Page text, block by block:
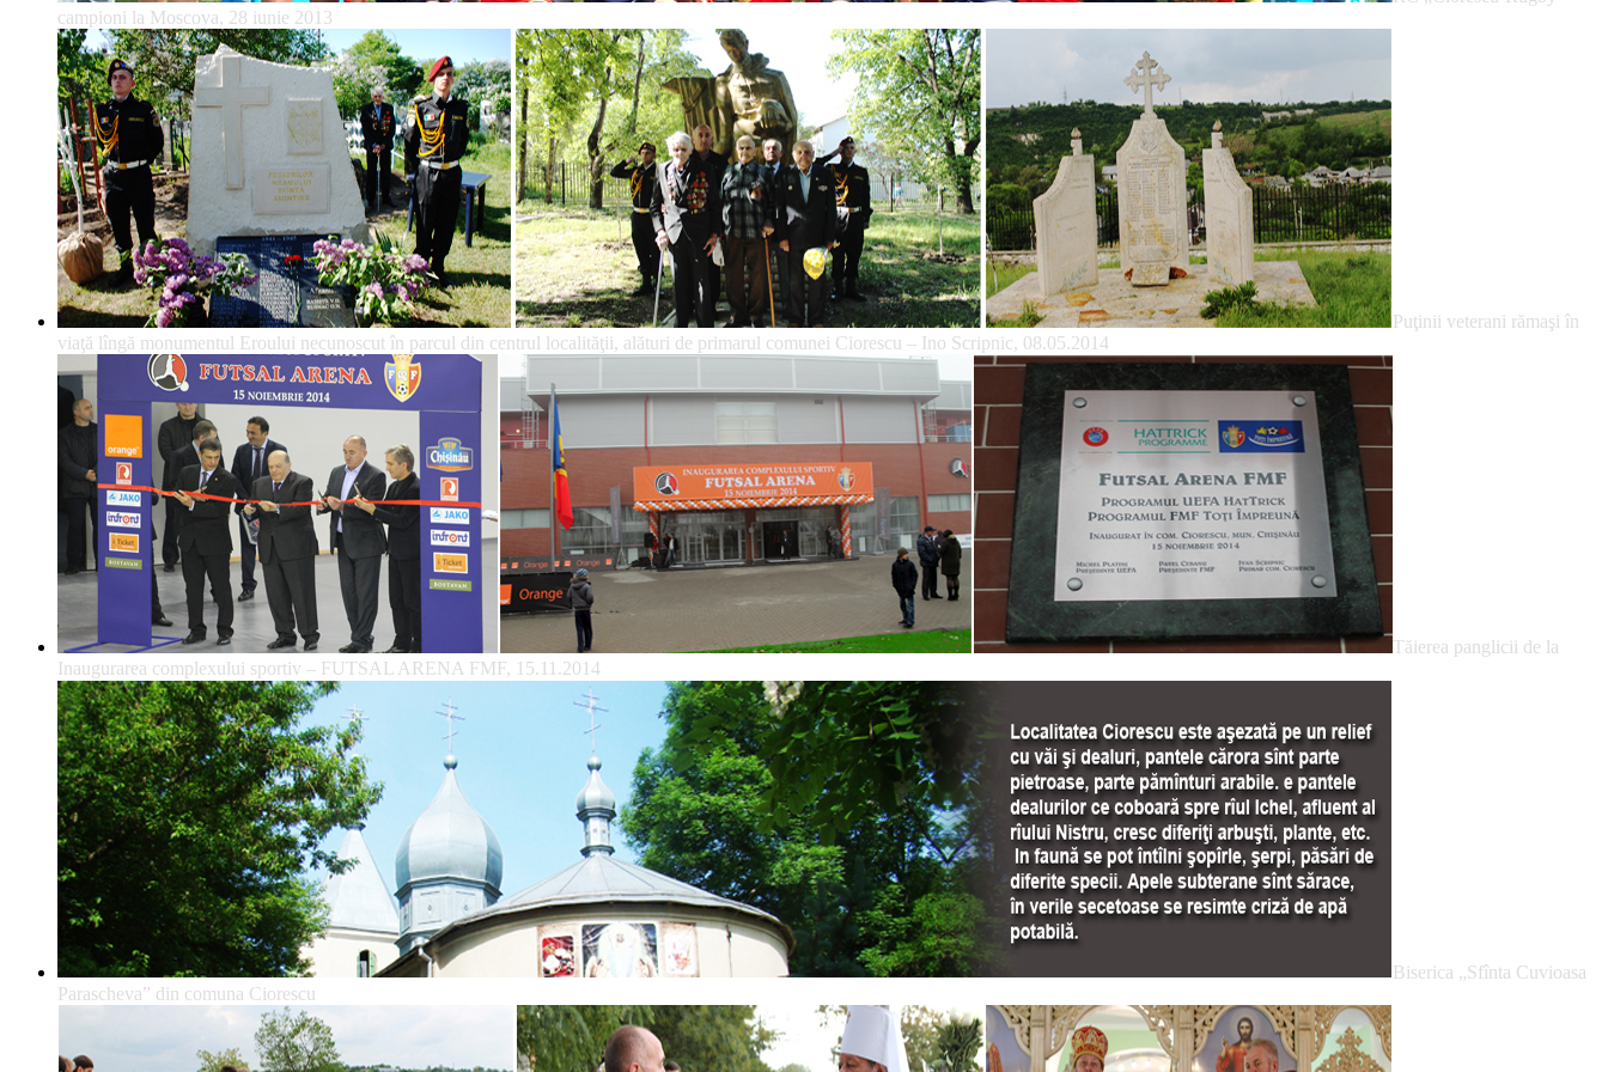
campioni la Moscova, 28 iunie 2013
Puţinii veterani rămaşi în
viaţă lîngă monumentul Eroului necunoscut în parcul din centrul localităţii, alături de primarul comunei Ciorescu – Ino Scripnic, 08.05.2014
Tăierea panglicii de la
Inaugurarea complexului sportiv – FUTSAL ARENA FMF, 15.11.2014
Biserica „Sfînta Cuvioasa
Parascheva” din comuna Ciorescu